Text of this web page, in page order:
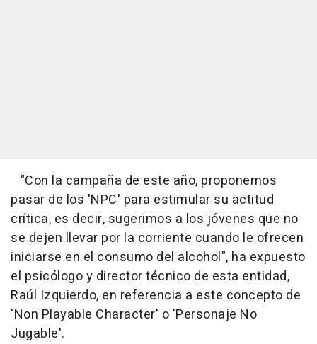
"Con la campaña de este año, proponemos
pasar de los 'NPC' para estimular su actitud
crítica, es decir, sugerimos a los jóvenes que no
se dejen llevar por la corriente cuando le ofrecen
iniciarse en el consumo del alcohol", ha expuesto
el psicólogo y director técnico de esta entidad,
Raúl Izquierdo, en referencia a este concepto de
'Non Playable Character' o 'Personaje No
Jugable'.